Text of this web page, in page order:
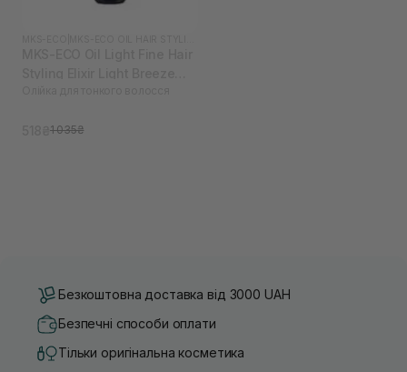
1 035₴
Безкоштовна доставка від 3000 UAH
Безпечні способи оплати
Тільки оригінальна косметика